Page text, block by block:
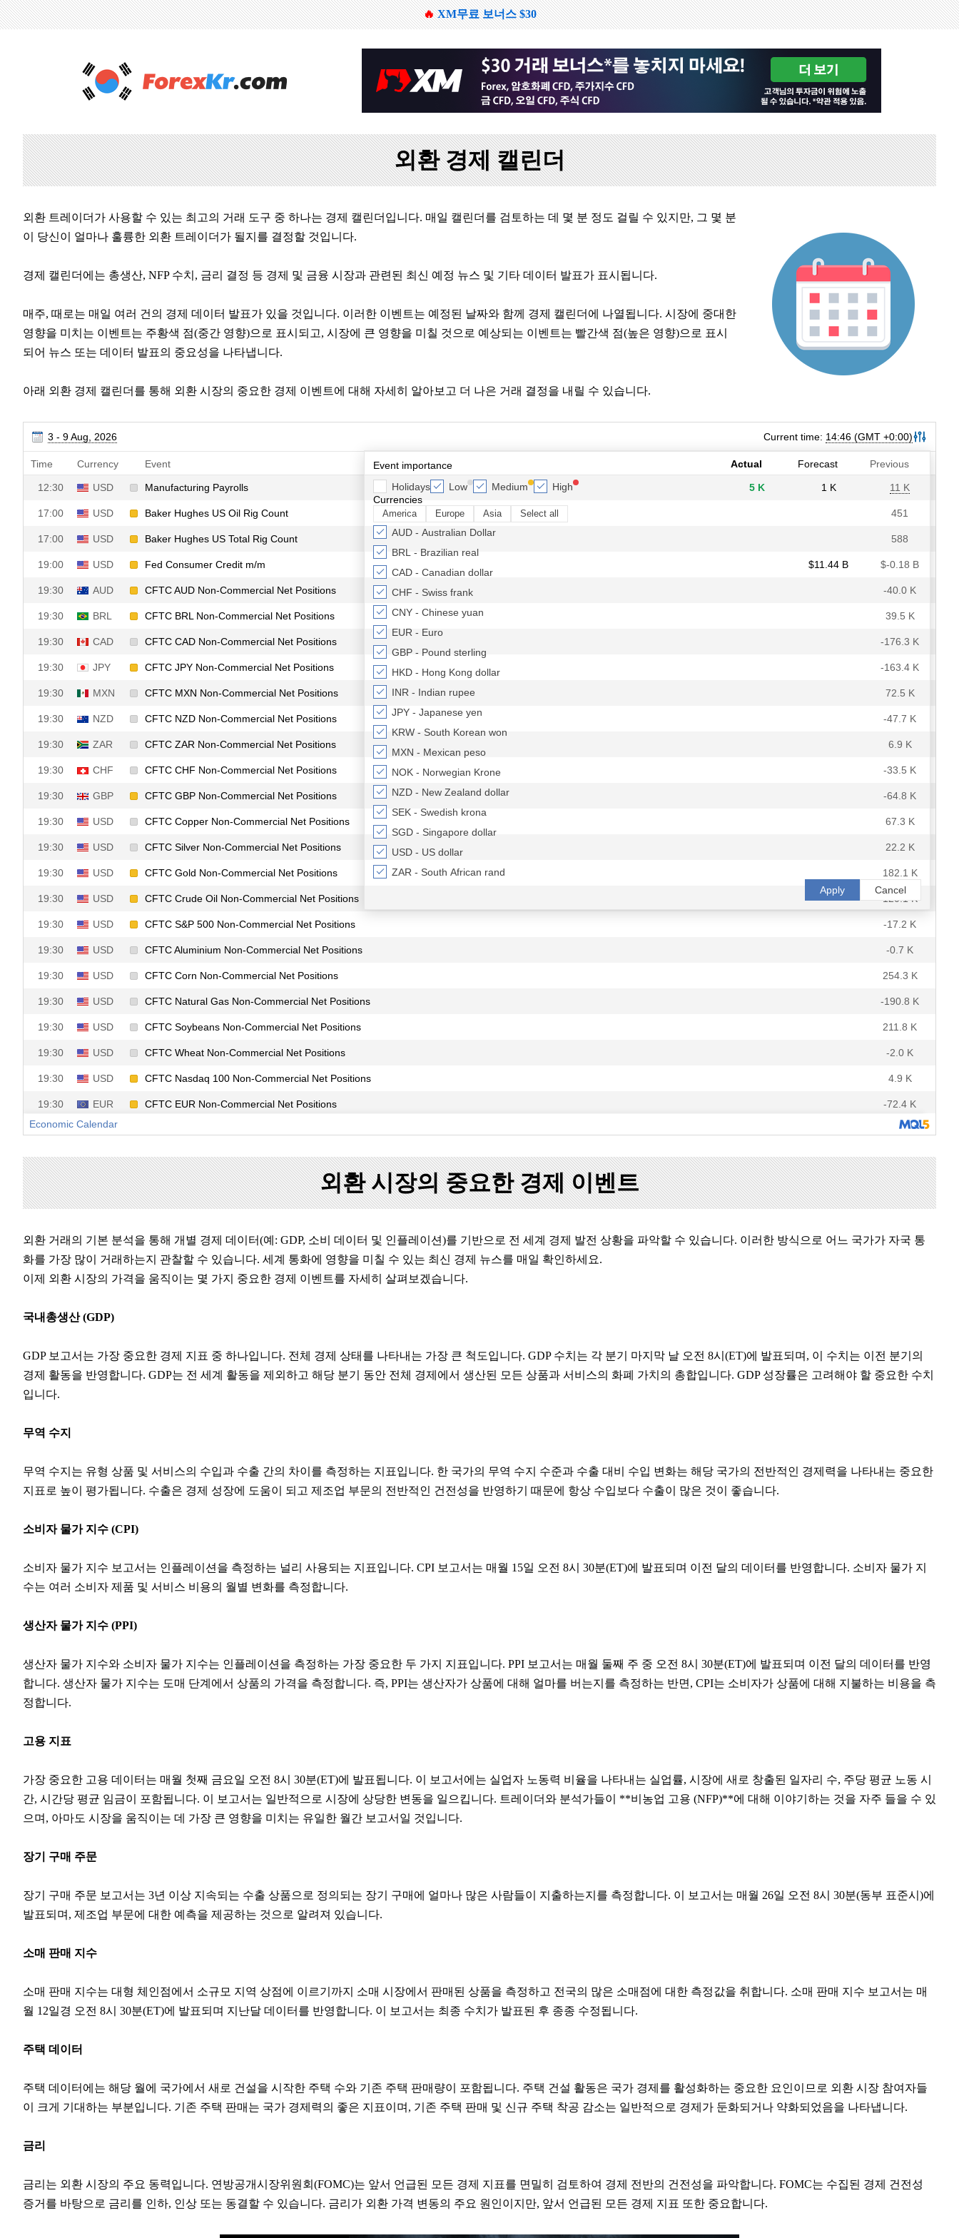
🔥 XM무료 보너스 $30
외환 경제 캘린더
외환 트레이더가 사용할 수 있는 최고의 거래 도구 중 하나는 경제 캘린더입니다. 매일 캘린더를 검토하는 데 몇 분 정도 걸릴 수 있지만, 그 몇 분
이 당신이 얼마나 훌륭한 외환 트레이더가 될지를 결정할 것입니다.
경제 캘린더에는 총생산, NFP 수치, 금리 결정 등 경제 및 금융 시장과 관련된 최신 예정 뉴스 및 기타 데이터 발표가 표시됩니다.
매주, 때로는 매일 여러 건의 경제 데이터 발표가 있을 것입니다. 이러한 이벤트는 예정된 날짜와 함께 경제 캘린더에 나열됩니다. 시장에 중대한
영향을 미치는 이벤트는 주황색 점(중간 영향)으로 표시되고, 시장에 큰 영향을 미칠 것으로 예상되는 이벤트는 빨간색 점(높은 영향)으로 표시
되어 뉴스 또는 데이터 발표의 중요성을 나타냅니다.
아래 외환 경제 캘린더를 통해 외환 시장의 중요한 경제 이벤트에 대해 자세히 알아보고 더 나은 거래 결정을 내릴 수 있습니다.
외환 시장의 중요한 경제 이벤트
외환 거래의 기본 분석을 통해 개별 경제 데이터(예: GDP, 소비 데이터 및 인플레이션)를 기반으로 전 세계 경제 발전 상황을 파악할 수 있습니다. 이러한 방식으로 어느 국가가 자국 통
화를 가장 많이 거래하는지 관찰할 수 있습니다. 세계 통화에 영향을 미칠 수 있는 최신 경제 뉴스를 매일 확인하세요.
이제 외환 시장의 가격을 움직이는 몇 가지 중요한 경제 이벤트를 자세히 살펴보겠습니다.
국내총생산 (GDP)
GDP 보고서는 가장 중요한 경제 지표 중 하나입니다. 전체 경제 상태를 나타내는 가장 큰 척도입니다. GDP 수치는 각 분기 마지막 날 오전 8시(ET)에 발표되며, 이 수치는 이전 분기의
경제 활동을 반영합니다. GDP는 전 세계 활동을 제외하고 해당 분기 동안 전체 경제에서 생산된 모든 상품과 서비스의 화폐 가치의 총합입니다. GDP 성장률은 고려해야 할 중요한 수치
입니다.
무역 수지
무역 수지는 유형 상품 및 서비스의 수입과 수출 간의 차이를 측정하는 지표입니다. 한 국가의 무역 수지 수준과 수출 대비 수입 변화는 해당 국가의 전반적인 경제력을 나타내는 중요한
지표로 높이 평가됩니다. 수출은 경제 성장에 도움이 되고 제조업 부문의 전반적인 건전성을 반영하기 때문에 항상 수입보다 수출이 많은 것이 좋습니다.
소비자 물가 지수 (CPI)
소비자 물가 지수 보고서는 인플레이션을 측정하는 널리 사용되는 지표입니다. CPI 보고서는 매월 15일 오전 8시 30분(ET)에 발표되며 이전 달의 데이터를 반영합니다. 소비자 물가 지
수는 여러 소비자 제품 및 서비스 비용의 월별 변화를 측정합니다.
생산자 물가 지수 (PPI)
생산자 물가 지수와 소비자 물가 지수는 인플레이션을 측정하는 가장 중요한 두 가지 지표입니다. PPI 보고서는 매월 둘째 주 중 오전 8시 30분(ET)에 발표되며 이전 달의 데이터를 반영
합니다. 생산자 물가 지수는 도매 단계에서 상품의 가격을 측정합니다. 즉, PPI는 생산자가 상품에 대해 얼마를 버는지를 측정하는 반면, CPI는 소비자가 상품에 대해 지불하는 비용을 측
정합니다.
고용 지표
가장 중요한 고용 데이터는 매월 첫째 금요일 오전 8시 30분(ET)에 발표됩니다. 이 보고서에는 실업자 노동력 비율을 나타내는 실업률, 시장에 새로 창출된 일자리 수, 주당 평균 노동 시
간, 시간당 평균 임금이 포함됩니다. 이 보고서는 일반적으로 시장에 상당한 변동을 일으킵니다. 트레이더와 분석가들이 **비농업 고용 (NFP)**에 대해 이야기하는 것을 자주 들을 수 있
으며, 아마도 시장을 움직이는 데 가장 큰 영향을 미치는 유일한 월간 보고서일 것입니다.
장기 구매 주문
장기 구매 주문 보고서는 3년 이상 지속되는 수출 상품으로 정의되는 장기 구매에 얼마나 많은 사람들이 지출하는지를 측정합니다. 이 보고서는 매월 26일 오전 8시 30분(동부 표준시)에
발표되며, 제조업 부문에 대한 예측을 제공하는 것으로 알려져 있습니다.
소매 판매 지수
소매 판매 지수는 대형 체인점에서 소규모 지역 상점에 이르기까지 소매 시장에서 판매된 상품을 측정하고 전국의 많은 소매점에 대한 측정값을 취합니다. 소매 판매 지수 보고서는 매
월 12일경 오전 8시 30분(ET)에 발표되며 지난달 데이터를 반영합니다. 이 보고서는 최종 수치가 발표된 후 종종 수정됩니다.
주택 데이터
주택 데이터에는 해당 월에 국가에서 새로 건설을 시작한 주택 수와 기존 주택 판매량이 포함됩니다. 주택 건설 활동은 국가 경제를 활성화하는 중요한 요인이므로 외환 시장 참여자들
이 크게 기대하는 부분입니다. 기존 주택 판매는 국가 경제력의 좋은 지표이며, 기존 주택 판매 및 신규 주택 착공 감소는 일반적으로 경제가 둔화되거나 약화되었음을 나타냅니다.
금리
금리는 외환 시장의 주요 동력입니다. 연방공개시장위원회(FOMC)는 앞서 언급된 모든 경제 지표를 면밀히 검토하여 경제 전반의 건전성을 파악합니다. FOMC는 수집된 경제 건전성
증거를 바탕으로 금리를 인하, 인상 또는 동결할 수 있습니다. 금리가 외환 가격 변동의 주요 원인이지만, 앞서 언급된 모든 경제 지표 또한 중요합니다.